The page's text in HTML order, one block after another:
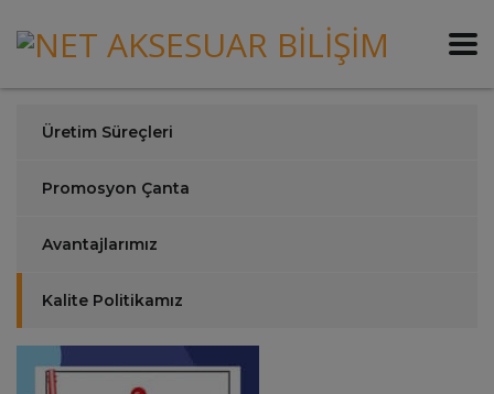
Üretim Süreçleri
Promosyon Çanta
Avantajlarımız
Kalite Politikamız